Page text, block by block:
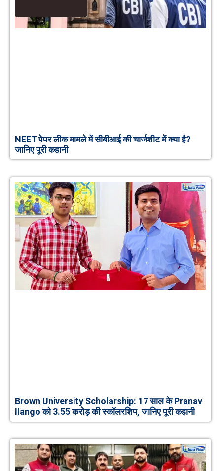
NEET पेपर लीक मामले में सीबीआई की चार्जशीट में क्या है?
जानिए पूरी कहानी
Brown University Scholarship: 17 साल के Pranav
Ilango को 3.55 करोड़ की स्कॉलरशिप, जानिए पूरी कहानी